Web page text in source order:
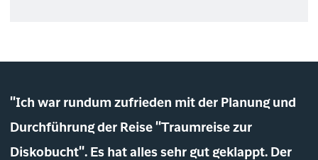
"Ich war rundum zufrieden mit der Planung und
Durchführung der Reise "Traumreise zur
Diskobucht". Es hat alles sehr gut geklappt. Der